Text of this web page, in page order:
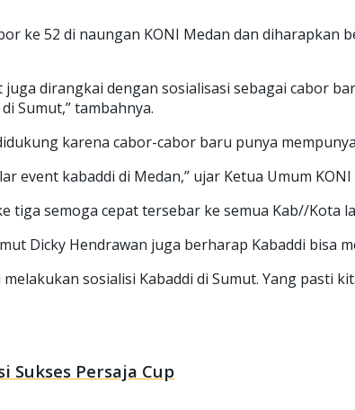
ke 52 di naungan KONI Medan dan
dirangkai dengan sosialisasi sebagai cabor
Sumut,” tambahnya.
karena cabor-cabor baru punya
event kabaddi di Medan,” ujar Ketua Umum KONI
tiga semoga cepat tersebar ke semua Kab//Kota
Dicky Hendrawan juga berharap Kabaddi bisa
sosialisi Kabaddi di Sumut. Yang pasti
Sukses Persaja Cup